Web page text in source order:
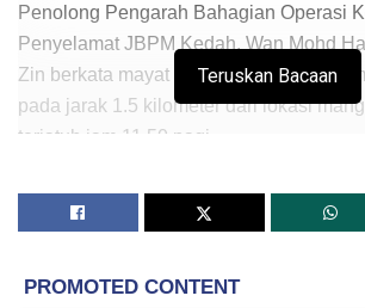
Penolong Pengarah Bahagian Operasi
Penyelamat JBPM Kedah, Wan Mohd
Zin berkata mayat mangsa ditemui
pada jarak 1.5 kilometer dari lokasi
terjatuh jam 11.50 pagi.
Pasukan Penyelamat di Air (PPDA)
hingga dua batu nautika sejak jam 10.03
Teruskan Bacaan